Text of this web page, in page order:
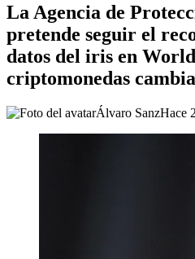
La Agencia de
pretende seguir el
datos del iris en
criptomonedas
Álvaro SanzHace